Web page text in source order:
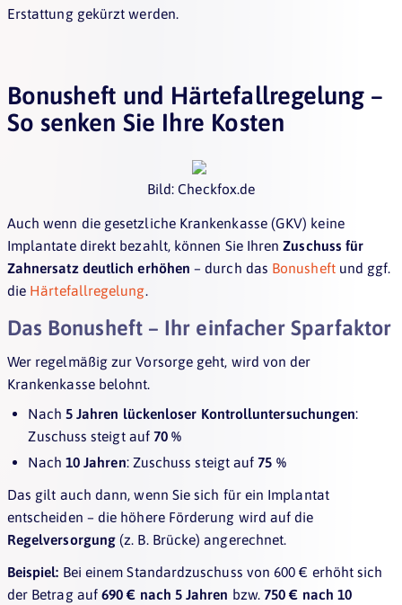
Erstattung gekürzt werden.
Bonusheft und Härtefallregelung –
So senken Sie Ihre Kosten
Bild: Checkfox.de
Auch wenn die gesetzliche Krankenkasse (GKV) keine
Implantate direkt bezahlt, können Sie IhrenZuschuss für
Zahnersatz deutlich erhöhen – durch das Bonusheft und ggf.
die Härtefallregelung
Das Bonusheft – Ihr einfacher Sparfaktor
Wer regelmäßig zur Vorsorge geht, wird von der
Krankenkasse belohnt.
Nach 5 Jahren lückenloser Kontrolluntersuchungen:
Zuschuss steigt auf70 %
Nach 10 Jahren: Zuschuss steigt auf75 %
Das gilt auch dann, wenn Sie sich für ein Implantat
entscheiden – die höhere Förderung wird auf die
Regelversorgung (z. B. Brücke) angerechnet.
Beispiel: Bei einem Standardzuschuss von 600 € erhöht sich
der Betrag auf690 € nach 5 Jahren bzw.750 € nach 10